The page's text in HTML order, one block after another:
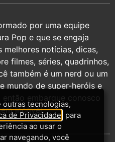
por uma equipe
Pop e que se engaja
melhores notícias, dicas,
filmes, séries, quadrinhos,
também é um nerd ou um
mundo de super-heróis e
embarque conosco
incrível.
outras tecnologias,
de Privacidade , para
ao usar o
navegando, você